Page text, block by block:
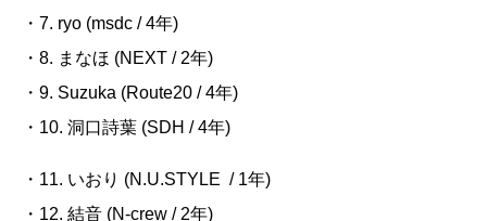
・7. ryo (msdc / 4年)
・8. まなほ (NEXT / 2年)
・9. Suzuka (Route20 / 4年)
・10. 洞口詩葉 (SDH / 4年)
・11. いおり (N.U.STYLE / 1年)
・12. 結音 (N-crew / 2年)